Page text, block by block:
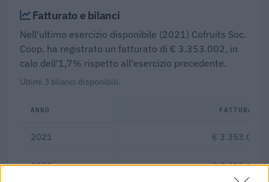
Fatturato e bilanci
Nell'ultimo esercizio disponibile (2021) Cofruits Soc.
Coop. ha registrato un fatturato di € 3.353.002, in
calo dell'1,7% rispetto all'esercizio precedente.
Ultimi 3 bilanci disponibili.
ANNO FATTURATO
2021 € 3.353.002
2020 € 3.410.659